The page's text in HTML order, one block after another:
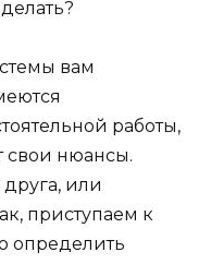
вам
работы,
свои нюансы.
или
приступаем к
определить